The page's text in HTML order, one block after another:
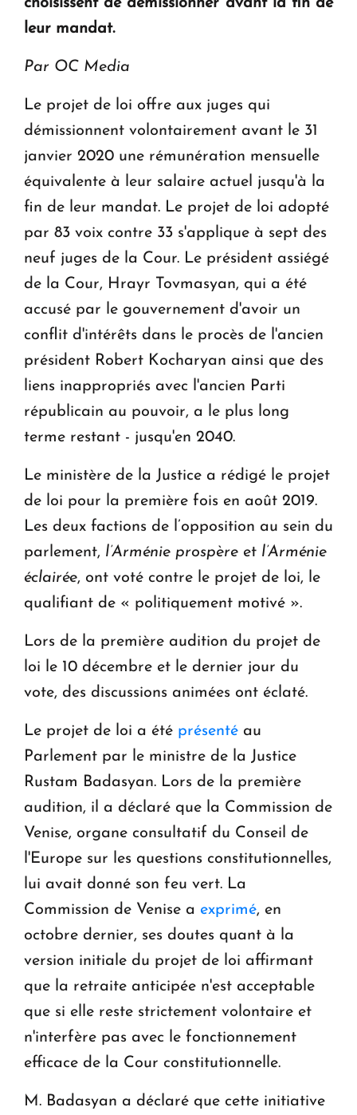
leur mandat.
Par OC Media
Le projet de loi offre aux juges qui
démissionnent volontairement avant le 31
janvier 2020 une rémunération mensuelle
équivalente à leur salaire actuel jusqu'à la
fin de leur mandat. Le projet de loi adopté
par 83 voix contre 33 s'applique à sept des
neuf juges de la Cour. Le président assiégé
de la Cour, Hrayr Tovmasyan, qui a été
accusé par le gouvernement d'avoir un
conflit d'intérêts dans le procès de l'ancien
président Robert Kocharyan ainsi que des
liens inappropriés avec l'ancien Parti
républicain au pouvoir, a le plus long
terme restant - jusqu'en 2040.
Le ministère de la Justice a rédigé le projet
de loi pour la première fois en août 2019.
Les deux factions de l’opposition au sein du
parlement, l’Arménie prospère et l’Arménie
éclairée, ont voté contre le projet de loi, le
qualifiant de « politiquement motivé ».
Lors de la première audition du projet de
loi le 10 décembre et le dernier jour du
vote, des discussions animées ont éclaté.
Le projet de loi a été présenté au
Parlement par le ministre de la Justice
Rustam Badasyan. Lors de la première
audition, il a déclaré que la Commission de
Venise, organe consultatif du Conseil de
l'Europe sur les questions constitutionnelles,
lui avait donné son feu vert. La
Commission de Venise a exprimé, en
octobre dernier, ses doutes quant à la
version initiale du projet de loi affirmant
que la retraite anticipée n'est acceptable
que si elle reste strictement volontaire et
n'interfère pas avec le fonctionnement
efficace de la Cour constitutionnelle.
M. Badasyan a déclaré que cette initiative